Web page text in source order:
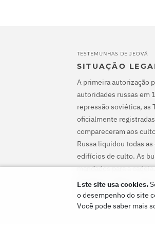
TESTEMUNHAS DE JEOVÁ
SITUAÇÃO
A primeira autorização
autoridades russas em
repressão soviética, as
oficialmente
compareceram aos
Russa liquidou todas
edifícios de culto. As
mandados para a
de Jeová, ordenou-
compensassem todos
Este site usa cookies.
o desempenho do site
Você pode saber mais